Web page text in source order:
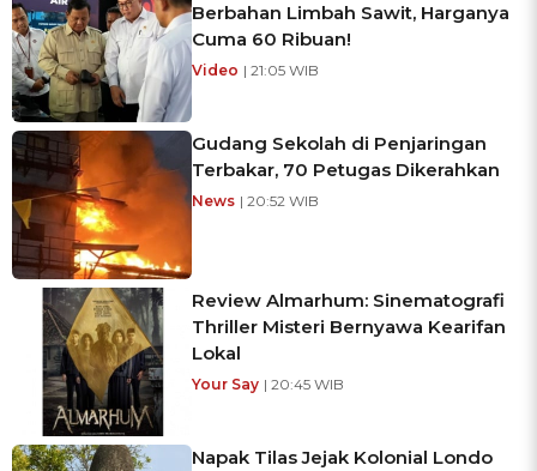
Berbahan Limbah Sawit, Harganya
Cuma 60 Ribuan!
Video | 21:05 WIB
Gudang Sekolah di Penjaringan
Terbakar, 70 Petugas Dikerahkan
News | 20:52 WIB
Review Almarhum: Sinematografi
Thriller Misteri Bernyawa Kearifan
Lokal
Your Say | 20:45 WIB
Napak Tilas Jejak Kolonial Londo